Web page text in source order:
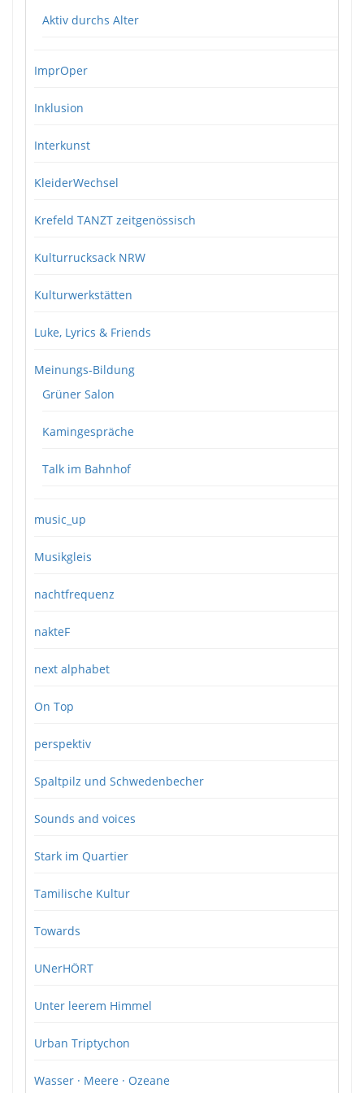
Aktiv durchs Alter
ImprOper
Inklusion
Interkunst
KleiderWechsel
Krefeld TANZT zeitgenössisch
Kulturrucksack NRW
Kulturwerkstätten
Luke, Lyrics & Friends
Meinungs-Bildung
Grüner Salon
Kamingespräche
Talk im Bahnhof
music_up
Musikgleis
nachtfrequenz
nakteF
next alphabet
On Top
perspektiv
Spaltpilz und Schwedenbecher
Sounds and voices
Stark im Quartier
Tamilische Kultur
Towards
UNerHÖRT
Unter leerem Himmel
Urban Triptychon
Wasser · Meere · Ozeane